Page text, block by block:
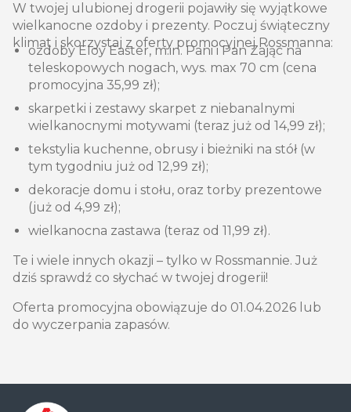
W twojej ulubionej drogerii pojawiły się wyjątkowe
wielkanocne ozdoby i prezenty. Poczuj świąteczny
klimat i skorzystaj z oferty promocyjnej Rossmanna:
ozdoby Eloy Easter, m.in. Pani i Pan Zając na
teleskopowych nogach, wys. max 70 cm (cena
promocyjna 35,99 zł);
skarpetki i zestawy skarpet z niebanalnymi
wielkanocnymi motywami (teraz już od 14,99 zł);
tekstylia kuchenne, obrusy i bieżniki na stół (w
tym tygodniu już od 12,99 zł);
dekoracje domu i stołu, oraz torby prezentowe
(już od 4,99 zł);
wielkanocna zastawa (teraz od 11,99 zł).
Te i wiele innych okazji – tylko w Rossmannie. Już
dziś sprawdź co słychać w twojej drogerii!
Oferta promocyjna obowiązuje do 01.04.2026 lub
do wyczerpania zapasów.